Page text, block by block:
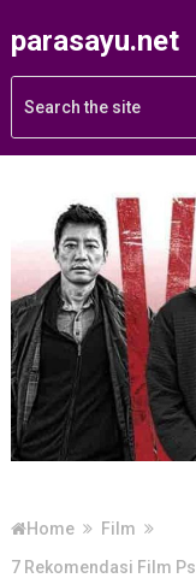
parasayu.net
Home
Film
7 Rekomendasi Film